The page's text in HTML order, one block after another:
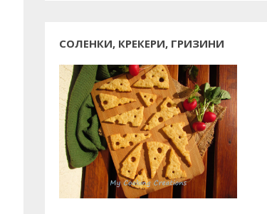
СОЛЕНКИ, КРЕКЕРИ, ГРИЗИНИ